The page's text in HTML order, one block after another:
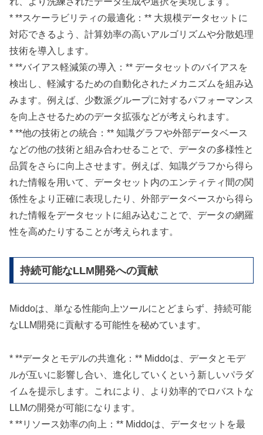
* **スケーラビリティの最適化：** 大規模データセットに
対応できるよう、計算効率の高いアルゴリズムや分散処理
技術を導入します。
* **バイアス軽減策の導入：** データセットのバイアスを
検出し、軽減するための自動化されたメカニズムを組み込
みます。例えば、少数派グループに対するパフォーマンス
を向上させるためのデータ拡張などが考えられます。
* **他の技術との統合：** 知識グラフや外部データベース
などの他の技術と組み合わせることで、データの多様性と
品質をさらに向上させます。例えば、知識グラフから得ら
れた情報を用いて、データセット内のエンティティ間の関
係性をより正確に表現したり、外部データベースから得ら
れた情報をデータセットに組み込むことで、データの網羅
性を高めたりすることが考えられます。
持続可能なLLM開発への貢献
Middoは、単なる性能向上ツールにとどまらず、持続可能
なLLM開発に貢献する可能性を秘めています。
* **データとモデルの共進化：** Middoは、データとモデ
ルが互いに影響し合い、進化していくという新しいパラダ
イムを提示します。これにより、より効率的でロバストな
LLMの開発が可能になります。
* **リソース効率の向上：** Middoは、データセットを最